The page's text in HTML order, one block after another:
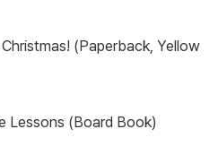
(Paperback, Yellow
Lessons (Board Book)